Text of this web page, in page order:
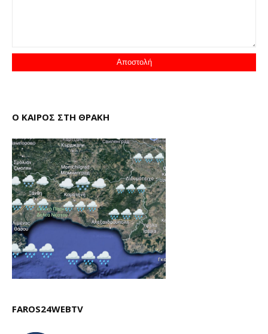
Ο ΚΑΙΡΟΣ ΣΤΗ ΘΡΑΚΗ
FAROS24WEBTV